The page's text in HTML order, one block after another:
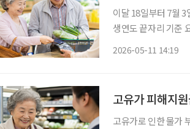
이달 18일부터 7월
생연도 끝자리 기준
2026-05-11 14:19
고유가 피해지
고유가로 인한 물가